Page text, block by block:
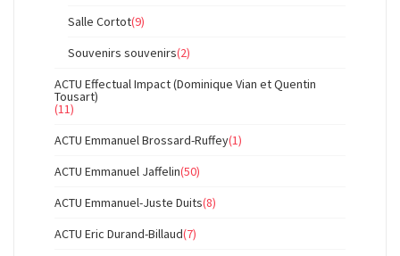
Salle Cortot(9)
Souvenirs souvenirs(2)
ACTU Effectual Impact (Dominique Vian et Quentin
Tousart)
(11)
ACTU Emmanuel Brossard-Ruffey(1)
ACTU Emmanuel Jaffelin(50)
ACTU Emmanuel-Juste Duits(8)
ACTU Eric Durand-Billaud(7)